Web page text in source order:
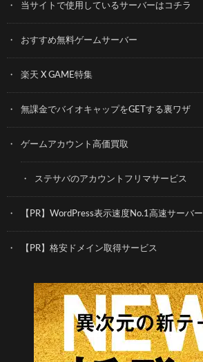
当サイトで使用しているサーバーはコチラ
おすすめ無料ゲームサーバー
楽天 X GAME特集
無課金でバイオキャップをGETする裏ワザ
ゲームアカウント高価買取
ステサバのアカウントフリマサービス
【PR】WordPress表示速度No.1高速サーバー
【PR】格安ドメイン取得サービス